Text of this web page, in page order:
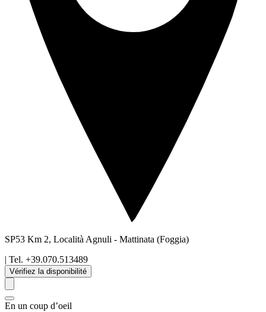
SP53 Km 2, Località Agnuli - Mattinata (Foggia)
| Tel. +39.070.513489
Vérifiez la disponibilité
En un coup d’oeil